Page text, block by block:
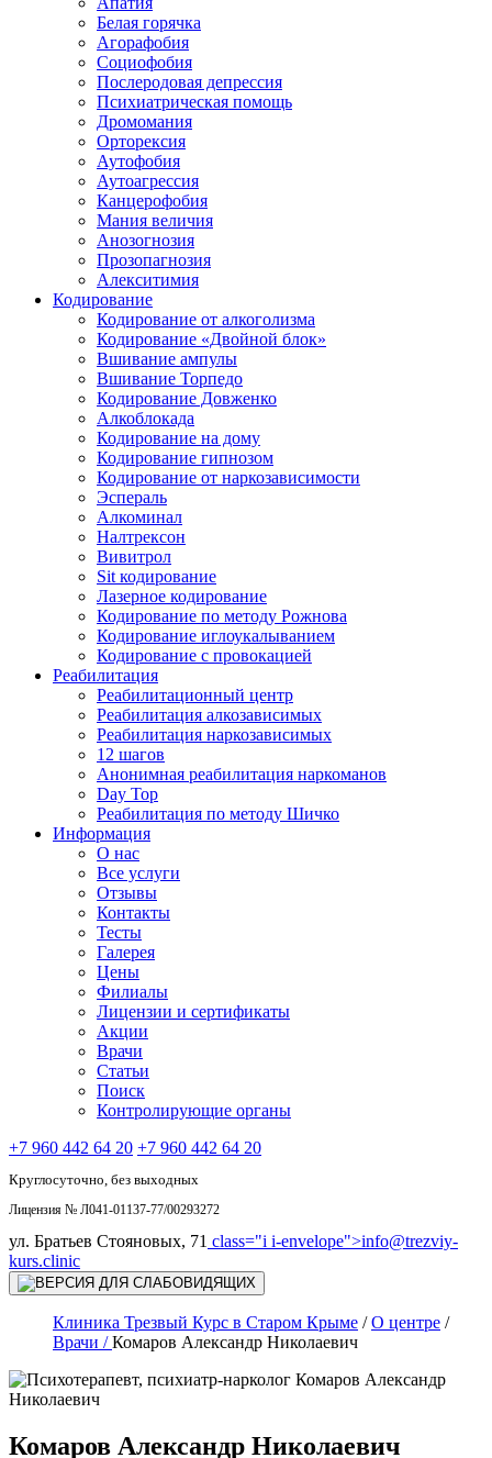
Белая горячка
Агорафобия
Социофобия
Послеродовая депрессия
Психиатрическая помощь
Дромомания
Орторексия
Аутофобия
Аутоагрессия
Канцерофобия
Мания величия
Анозогнозия
Прозопагнозия
Алекситимия
Кодирование
Кодирование от алкоголизма
Кодирование «Двойной блок»
Вшивание ампулы
Вшивание Торпедо
Кодирование Довженко
Алкоблокада
Кодирование на дому
Кодирование гипнозом
Кодирование от наркозависимости
Эспераль
Алкоминал
Налтрексон
Вивитрол
Sit кодирование
Лазерное кодирование
Кодирование по методу Рожнова
Кодирование иглоукалыванием
Кодирование с провокацией
Реабилитация
Реабилитационный центр
Реабилитация алкозависимых
Реабилитация наркозависимых
12 шагов
Анонимная реабилитация наркоманов
Day Top
Реабилитация по методу Шичко
Информация
О нас
Все услуги
Отзывы
Контакты
Тесты
Галерея
Цены
Филиалы
Лицензии и сертификаты
Акции
Врачи
Статьи
Поиск
Контролирующие органы
+7 960 442 64 20 +7 960 442 64 20
Круглосуточно, без выходных
Лицензия № Л041-01137-77/00293272
ул. Братьев Стояновых, 71 class="i i-envelope">info@trezviy-
kurs.clinic
Клиника Трезвый Курс в Старом Крыме /О центре /
Врачи /Комаров Александр Николаевич
Комаров Александр Николаевич